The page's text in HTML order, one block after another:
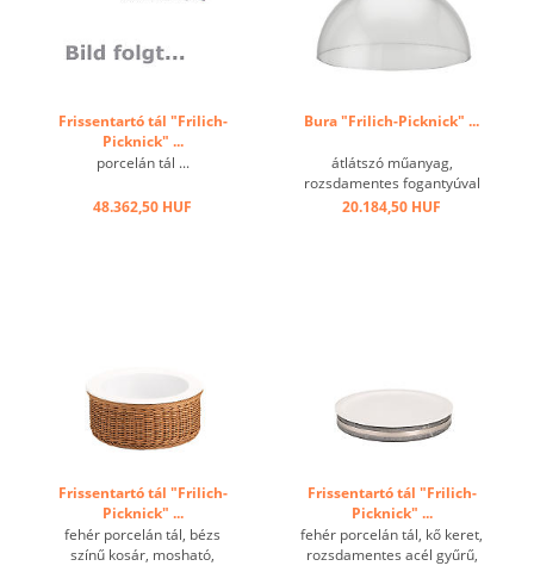
Frissentartó tál "Frilich-
Picknick" ...
porcelán tál ...
48.362,50 HUF
Bura "Frilich-Picknick" ...
átlátszó műanyag,
rozsdamentes fogantyúval
...
20.184,50 HUF
Frissentartó tál "Frilich-
Picknick" ...
fehér porcelán tál, bézs
színű kosár, mosható,
Frissentartó tál "Frilich-
Picknick" ...
fehér porcelán tál, kő keret,
rozsdamentes acél gyűrű,